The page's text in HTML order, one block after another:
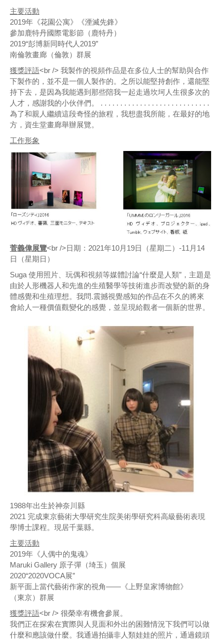
主要活動
2019年《花園公寓》《湮滅先鋒》
參加鹿特丹國際電影節（鹿特丹）
2019“彭博新同時代人2019”
南倫敦畫廊（倫敦）群展
獲獎評語<br /> 我製作的視頻作品是在多位人士的幫助與合作
下製作的，並不是一個人製作的。之所以能堅持創作，還能堅
持下去，是因為我能遇到那些陪我一起走過坎坷人生很多次的
人才，感謝我的小伙伴們。 . . . . . . . . . . . . . . . . . . . . . . . . . . . .
為了和親人繼續這段奇怪的旅程，我想盡我所能，在最好的地
方，資生堂畫廊舉辦展覽。
工作形象
菅義偉展覽<br />日期：2021年10月19日（星期二）-11月14
日（星期日）
Suga 使用照片、玩偶和視頻等媒體討論“什麼是人類”，主題是
由於人形機器人和先進的生殖醫學等技術進步而改變的新的身
體感覺和生殖理想。我問.震撼視覺感知的作品在不久的將來
會給人一種價值觀變化的感覺，並呈現給觀者一個新的世界。
1988年出生於神奈川縣
2021 完成東京藝術大學研究生院美術學研究科高級藝術表現
學博士課程。現居千葉縣。
主要活動
2019年《人偶中的鬼魂》
Maruki Gallery 原子彈（埼玉）個展
2020“2020VOCA展”
新平面上當代藝術作家的視角——《上野皇家博物館》
（東京）群展
獲獎評語<br /> 很榮幸有機會參展。
我們正在探索在實際與人見面和外出的困難情況下我們可以做
什麼和應該做什麼。我通過拍攝非人類娃娃的照片，通過鏡頭